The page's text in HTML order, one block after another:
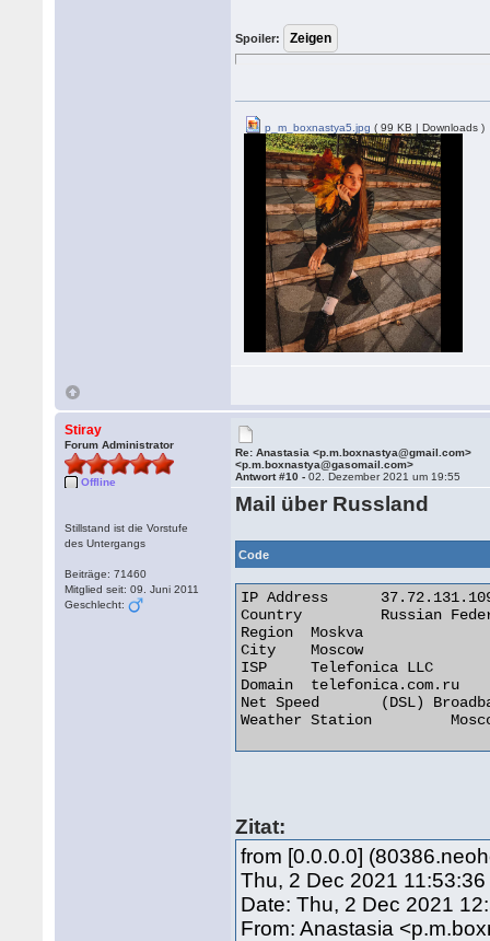
Spoiler:
p_m_boxnastya5.jpg ( 99 KB | Downloads )
Stiray
Forum Administrator
Offline
Stillstand ist die Vorstufe
des Untergangs
Beiträge: 71460
Mitglied seit: 09. Juni 2011
Geschlecht:
Re: Anastasia <p.m.boxnastya@gmail.com>
<p.m.boxnastya@gasomail.com>
Antwort #10 -02. Dezember 2021 um 19:55
Mail über Russland
Code
IP Address 	37.72.131.109
Country 	Russian Federation [RU]
Region 	Moskva
City 	Moscow
ISP 	Telefonica LLC
Domain 	telefonica.com.ru
Net Speed 	(DSL) Broadband/Cable/Fiber/Mobile
Weather Station 	Moscow
Zitat:
from [0.0.0.0]
Thu, 2 Dec 2021
Date: Thu, 2 Dec 2021
From: Anastasia